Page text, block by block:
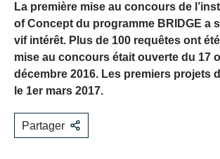
La première mise au concours de
of Concept du programme BRIDGE a
vif intérêt. Plus de 100 requêtes ont
mise au concours était ouverte du 17
décembre 2016. Les premiers projets
le 1er mars 2017.
Partager